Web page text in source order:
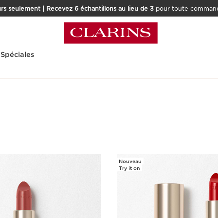
seulement | Recevez 6 échantillons au lieu de 3pour toute
Nouveau
Try it on